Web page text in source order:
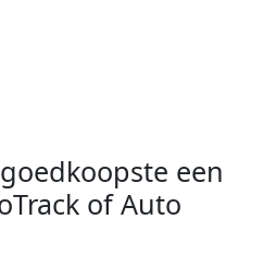
een
of Auto